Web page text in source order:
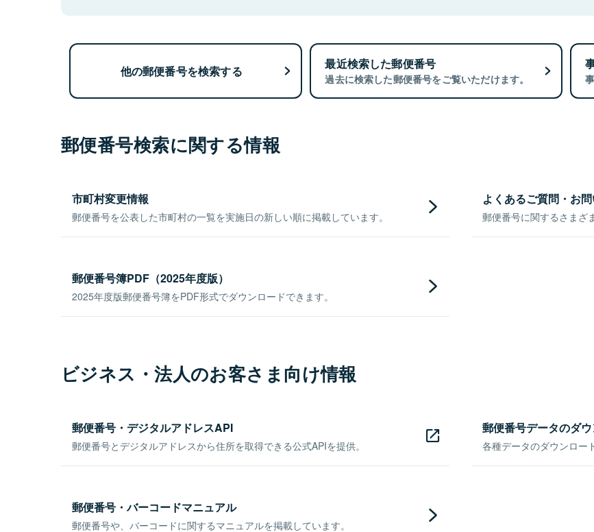
他の郵便番号を検索する 最近検索した郵便番号
過去に検索した郵便番号をご覧いただけます。
郵便番号検索に関する情報
市町村変更情報
郵便番号を公表した市町村の一覧を実施日の新しい順に掲載しています。
よくあるご質問・お
郵便番号に関するさまざ
郵便番号簿PDF（2025年度版）
2025年度版郵便番号簿をPDF形式でダウンロードできます。
ビジネス・法人のお客さま向け情報
郵便番号・デジタルアドレスAPI
郵便番号とデジタルアドレスから住所を取得できる公式APIを提供。
郵便番号データのダ
各種データのダウンロー
郵便番号・バーコードマニュアル
郵便番号や、バーコードに関するマニュアルを掲載しています。